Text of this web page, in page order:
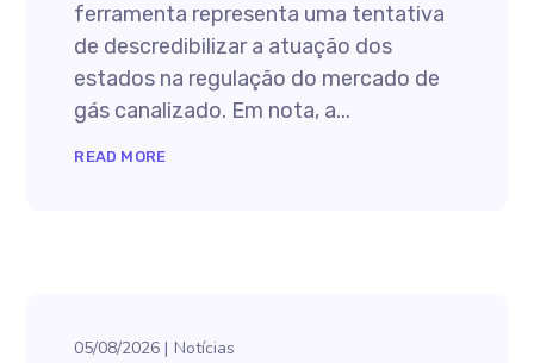
ferramenta representa uma tentativa
de descredibilizar a atuação dos
estados na regulação do mercado de
gás canalizado. Em nota, a...
READ MORE
05/08/2026 Notícias